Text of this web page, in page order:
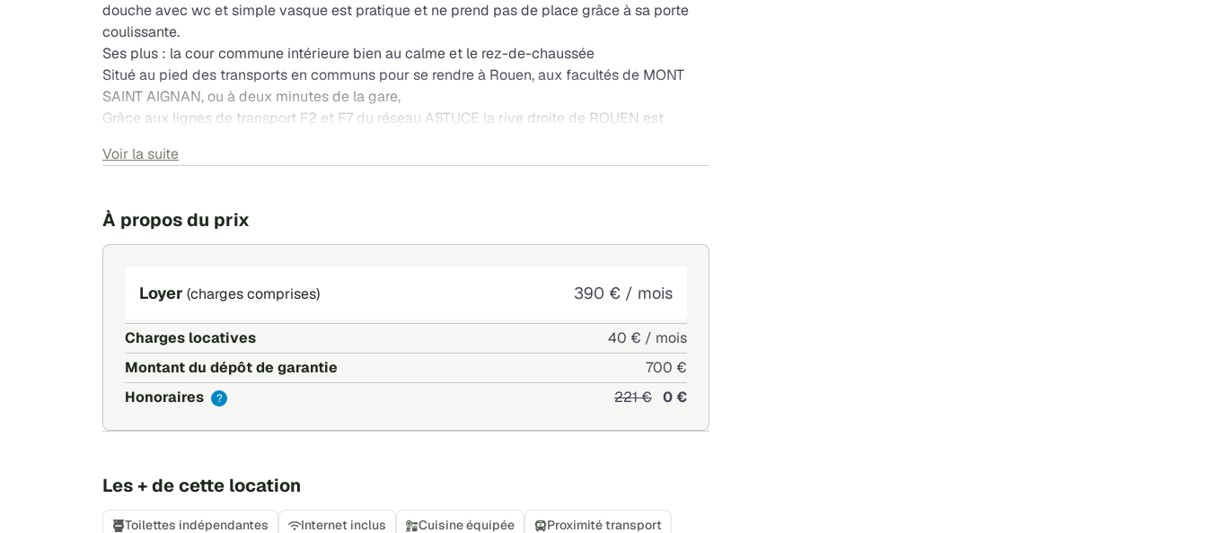
douche avec wc et simple vasque est pratique et ne prend pas de place grâce à sa porte
coulissante.
Ses plus : la cour commune intérieure bien au calme et le rez-de-chaussée
Situé au pied des transports en communs pour se rendre à Rouen, aux facultés de MONT
SAINT AIGNAN, ou à deux minutes de la gare,
Grâce aux lignes de transport F2 et F7 du réseau ASTUCE la rive droite de ROUEN est
Voir la suite
À propos du prix
Loyer (charges comprises) 390 € / mois
Charges locatives
40 € / mois
Montant du dépôt de garantie
700 €
Honoraires
? 221 € 0 €
Les + de cette location
Toilettes indépendantes Internet inclus Cuisine équipée
Proximité transport